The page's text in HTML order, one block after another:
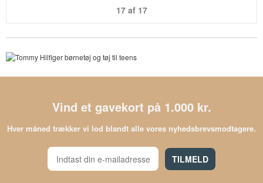
17 af 17
Vind et gavekort på 1.000 kr.
Hver måned trækker vi lod blandt alle vores nyhedsbrevsmodtagere.
TILMELD